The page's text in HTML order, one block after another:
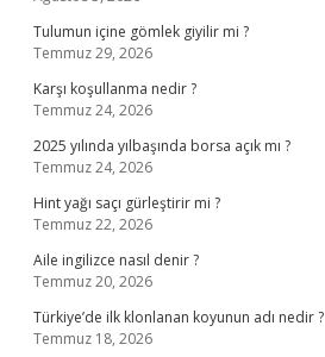
Tulumun içine gömlek giyilir mi ?
Temmuz 29, 2026
Karşı koşullanma nedir ?
Temmuz 24, 2026
2025 yılında yılbaşında borsa açık mı ?
Temmuz 24, 2026
Hint yağı saçı gürleştirir mi ?
Temmuz 22, 2026
Aile ingilizce nasıl denir ?
Temmuz 20, 2026
Türkiye’de ilk klonlanan koyunun adı nedir ?
Temmuz 18, 2026